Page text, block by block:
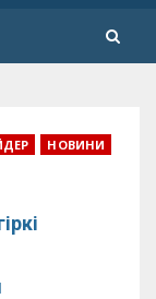
НОВИНИ